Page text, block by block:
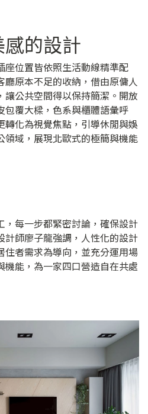
的設計
座位置皆依照生活動線精準配
原本不足的收納，借由原傭人
讓公共空間得以保持簡潔。開放
包覆大樑，色系與櫃體語彙呼
轉化為視覺焦點，引導休閒與娛
領域，展現北歐式的極簡與機能
，每一步都緊密討論，確保設計
計師廖子龍強調，人性化的設計
住者需求為導向，並充分運用場
能，為一家四口營造自在共處